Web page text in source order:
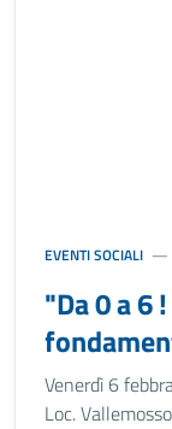
EVENTI SOCIALI
"Da 0 a 6
Venerdì 6
Loc.